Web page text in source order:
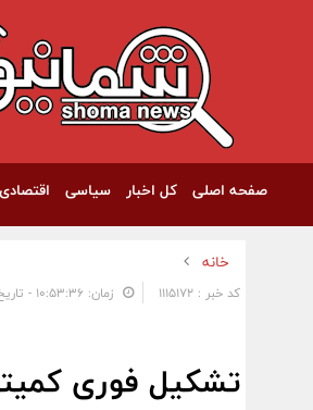
صفحه اصلی کل اخبار سیاسی
خانه
کد خبر : 1115172 زمان: ۱۰:۵۳:۳۶ - تاریخ: ۱۴۰۴/۰۳/۱۲
تشکیل فوری